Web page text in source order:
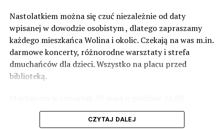
zabezpieczeń. Dopóki nie będzie tych przekroczonych
norm dopuszczalnego hałasu, no to nie możemy nic
zrobić. Tam są odpowiednie normy – 61 i 56 decybeli –
zaznacza.
Foto: Wojciech Basałygo
Nastolatkiem można się czuć niezależnie od daty
wpisanej w dowodzie osobistym , dlatego zapraszamy
każdego mieszkańca Wolina i okolic. Czekają na was m.in.
darmowe koncerty, różnorodne warsztaty i strefa
dmuchańców dla dzieci. Wszystko na placu przed
biblioteką.
występami zespołów „Yellow” i „Specyficzni”.
CZYTAJ DALEJ